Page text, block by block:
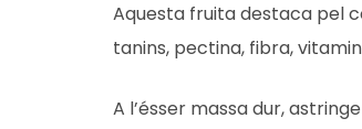
Aquesta fruita destaca pel
tanins, pectina, fibra,
A l’ésser massa dur,